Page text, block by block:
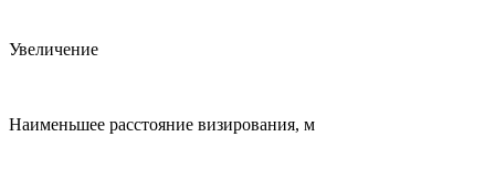
Увеличение
Наименьшее расстояние визирования, м